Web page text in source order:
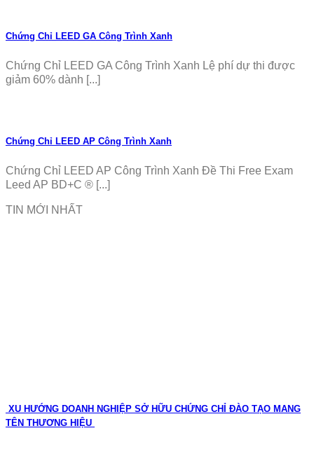
Chứng Chỉ LEED GA Công Trình Xanh
Chứng Chỉ LEED GA Công Trình Xanh Lệ phí dự thi được
giảm 60% dành [...]
Chứng Chỉ LEED AP Công Trình Xanh
Chứng Chỉ LEED AP Công Trình Xanh Đề Thi Free Exam
Leed AP BD+C ® [...]
TIN MỚI NHẤT
XU HƯỚNG DOANH NGHIỆP SỞ HỮU CHỨNG CHỈ ĐÀO TẠO MANG
TÊN THƯƠNG HIỆU